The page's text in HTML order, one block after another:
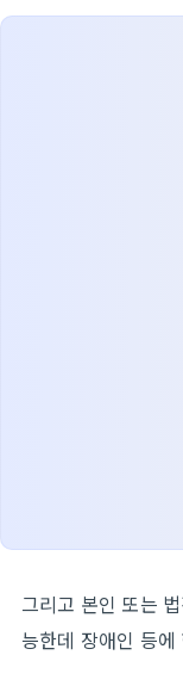
그리고 본인 또는
능한데 장애인 등